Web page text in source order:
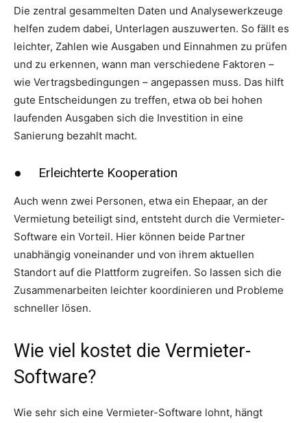
Die zentral gesammelten Daten und Analysewerkzeuge
helfen zudem dabei, Unterlagen auszuwerten. So fällt es
leichter, Zahlen wie Ausgaben und Einnahmen zu prüfen
und zu erkennen, wann man verschiedene Faktoren –
wie Vertragsbedingungen – angepassen muss. Das hilft
gute Entscheidungen zu treffen, etwa ob bei hohen
laufenden Ausgaben sich die Investition in eine
Sanierung bezahlt macht.
● Erleichterte Kooperation
Auch wenn zwei Personen, etwa ein Ehepaar, an der
Vermietung beteiligt sind, entsteht durch die Vermieter-
Software ein Vorteil. Hier können beide Partner
unabhängig voneinander und von ihrem aktuellen
Standort auf die Plattform zugreifen. So lassen sich die
Zusammenarbeiten leichter koordinieren und Probleme
schneller lösen.
Wie viel kostet die Vermieter-
Software?
Wie sehr sich eine Vermieter-Software lohnt, hängt